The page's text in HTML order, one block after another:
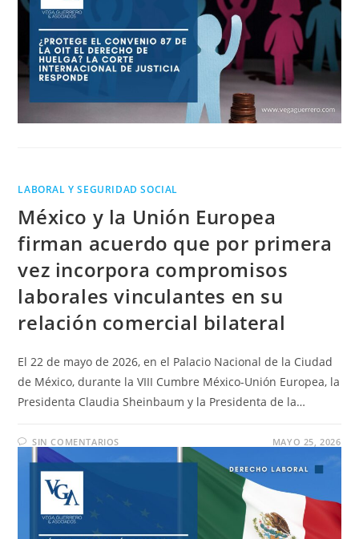
LABORAL Y SEGURIDAD SOCIAL
México y la Unión Europea
firman acuerdo que por primera
vez incorpora compromisos
laborales vinculantes en su
relación comercial bilateral
El 22 de mayo de 2026, en el Palacio Nacional de la Ciudad
de México, durante la VIII Cumbre México-Unión Europea, la
Presidenta Claudia Sheinbaum y la Presidenta de la…
SIN COMENTARIOS MAYO 25, 2026